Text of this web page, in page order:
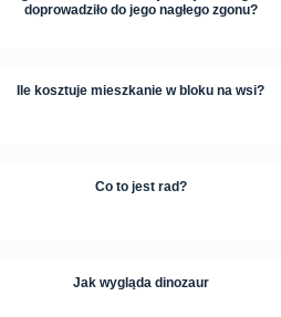
doprowadziło do jego nagłego zgonu?
Ile kosztuje mieszkanie w bloku na wsi?
Co to jest rad?
Jak wygląda dinozaur